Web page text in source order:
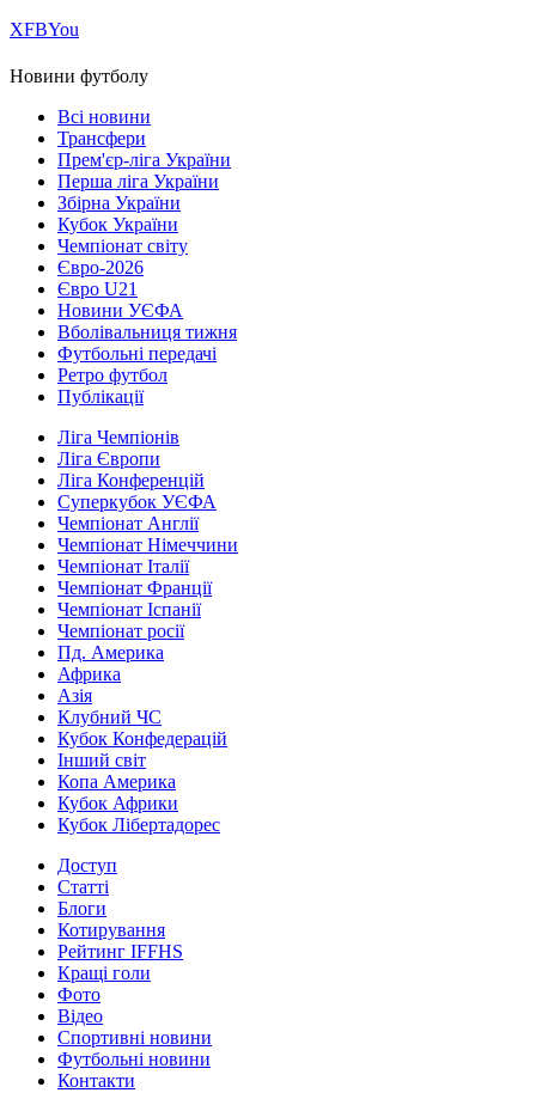
ХFBYou
Новини футболу
Всі новини
Трансфери
Прем'єр-ліга України
Перша ліга України
Збірна України
Кубок України
Чемпіонат світу
Євро-2026
Євро U21
Новини УЄФА
Вболівальниця тижня
Футбольні передачі
Ретро футбол
Публікації
Ліга Чемпіонів
Ліга Європи
Ліга Конференцій
Суперкубок УЄФА
Чемпіонат Англії
Чемпіонат Німеччини
Чемпіонат Італії
Чемпіонат Франції
Чемпіонат Іспанії
Чемпіонат росії
Пд. Америка
Африка
Азія
Клубний ЧС
Кубок Конфедерацій
Інший світ
Копа Америка
Кубок Африки
Кубок Лібертадорес
Доступ
Статті
Блоги
Котирування
Рейтинг IFFHS
Кращі голи
Фото
Відео
Спортивні новини
Футбольні новини
Контакти